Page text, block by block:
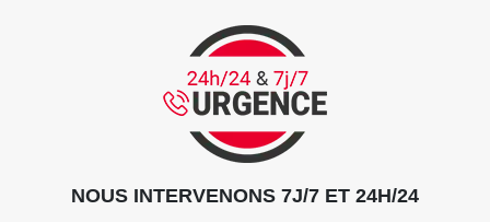
NOUS INTERVENONS 7J/7 ET 24H/24